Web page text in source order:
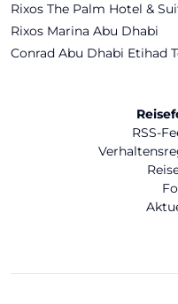
Rixos The Palm Hotel &
Rixos Marina Abu Dhabi
Conrad Abu Dhabi Etihad
RSS-